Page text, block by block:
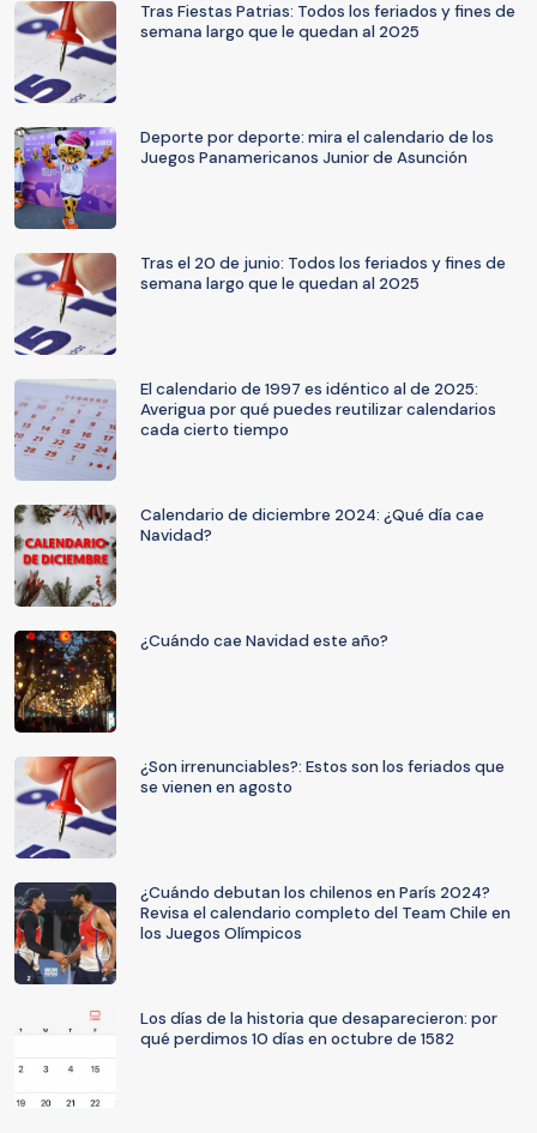
Tras Fiestas Patrias: Todos los feriados y fines de
semana largo que le quedan al 2025
Deporte por deporte: mira el calendario de los
Juegos Panamericanos Junior de Asunción
Tras el 20 de junio: Todos los feriados y fines de
semana largo que le quedan al 2025
El calendario de 1997 es idéntico al de 2025:
Averigua por qué puedes reutilizar calendarios
cada cierto tiempo
Calendario de diciembre 2024: ¿Qué día cae
Navidad?
¿Cuándo cae Navidad este año?
¿Son irrenunciables?: Estos son los feriados que
se vienen en agosto
¿Cuándo debutan los chilenos en París 2024?
Revisa el calendario completo del Team Chile en
los Juegos Olímpicos
Los días de la historia que desaparecieron: por
qué perdimos 10 días en octubre de 1582